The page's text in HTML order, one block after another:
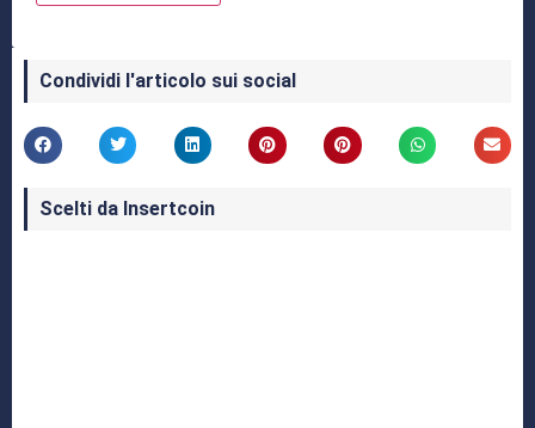
Condividi l'articolo sui social
Scelti da Insertcoin